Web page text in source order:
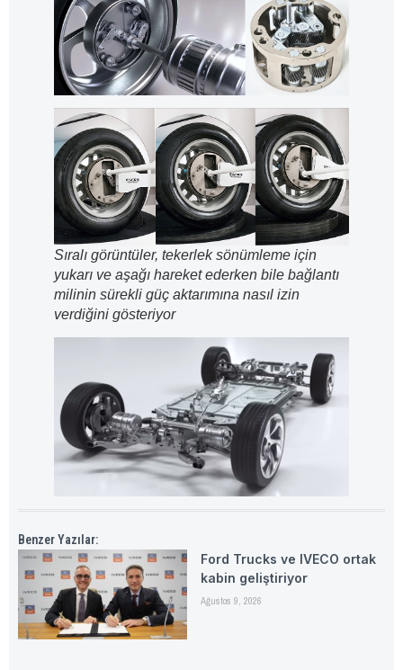
Sıralı görüntüler, tekerlek sönümleme için
yukarı ve aşağı hareket ederken bile bağlantı
milinin sürekli güç aktarımına nasıl izin
verdiğini gösteriyor
Benzer Yazılar:
Ford Trucks ve IVECO ortak
kabin geliştiriyor
Ağustos 9, 2026